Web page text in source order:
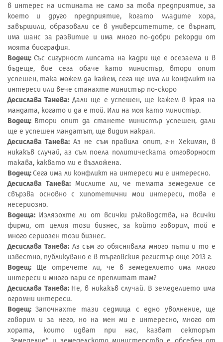
в интерес на истината не само за това предприятие, за
което и друго предприятие, когато младите хора,
завършили, образовали се в университетите, се върнат,
има шанс за развитие и има много по-добри рекорди от
моята биография.
Водещ: Със сигурност липсата на кадри ще е осезаема и в
бъдеще, вие сега обаче като министър, втори опит
успешен, така можем да кажем, сега ще има ли конфликт на
интереси или вече станахте министър по-скоро
Десислава Танева: Дали ще е успешен, ще кажем в края на
мандата, когато и да е той. Или на моя като министър.
Водещ: Втори опит да станете министър успешен, дали
ще е успешен мандатът, ще видим накрая.
Десислава Танева: Аз не съм правила опит, г-н Хекимян, в
никакъв случай, аз съм поела политическата отговорност
такава, каквато ми е възложена.
Водещ:Сега има ли конфликт на интереси ми е интересно.
Десислава Танева:Мислите ли, че темата земеделие се
свързва основно с хипотетични мои интереси, това е
несериозно.
Водеща: Излязохте ли от всички ръководства, на всички
фирми, от целия този бизнес, за който говорим, той е
много сериозен този бизнес.
Десислава Танева:Аз съм го обяснявала много пъти и то е
известно, публикувано е в търговския регистър още 2013 г.
Водещ: Ще отречете ли, че в земеделието има много
интереси и много пари се преплитат там?
Десислава Танева: Не, в никакъв случай. В земеделието има
огромни интереси.
Водещ:Започнахте тази седмица с едно уволнение, ще
говорим и за него, но на мен ми е интересно, много от
хората, които идват при нас, казват секторът